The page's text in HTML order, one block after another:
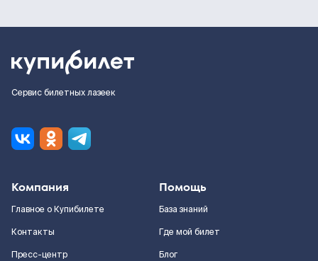
Сервис билетных лазеек
Компания
Главное о Купибилете
Контакты
Пресс-центр
Помощь
База знаний
Где мой билет
Блог